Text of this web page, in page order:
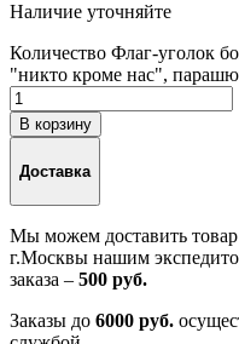
Наличие уточняйте
Количество Флаг-уголок
"никто кроме нас",
В корзину
Доставка
Мы можем доставить товар
г.Москвы нашим
заказа – 500 руб.
Заказы до 6000 руб.